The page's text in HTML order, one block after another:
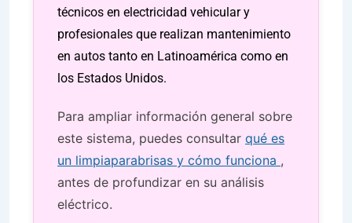
técnicos en electricidad vehicular y
profesionales que realizan mantenimiento
en autos tanto en Latinoamérica como en
los Estados Unidos.
Para ampliar información general sobre
este sistema, puedes consultar qué es
un limpiaparabrisas y cómo funciona ,
antes de profundizar en su análisis
eléctrico.